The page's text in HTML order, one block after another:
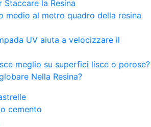
Staccare la Resina
medio al metro quadro della resina
UV aiuta a velocizzare il
meglio su superfici lisce o porose?
Nella Resina?
cemento